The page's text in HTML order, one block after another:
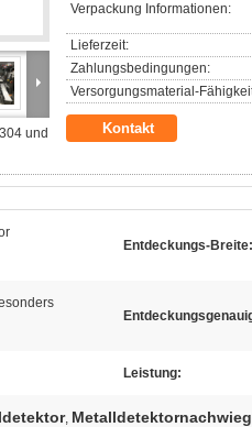
und
Verpackung Informationen:
Lieferzeit:
Zahlungsbedingungen:
Versorgungsmaterial-
Kontakt
Entdeckungs-Breite:
Leistung:
,